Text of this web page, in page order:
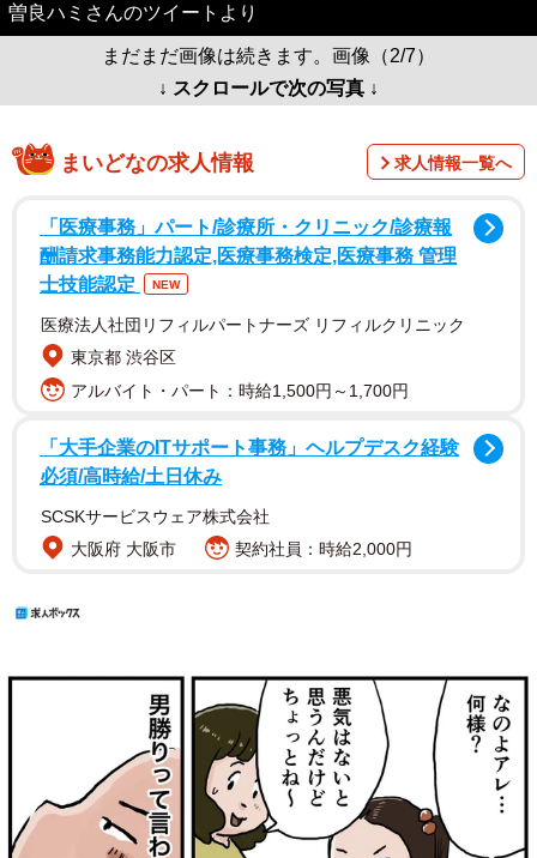
曽良ハミさんのツイートより
まだまだ画像は続きます。画像（2/7）
↓ スクロールで次の写真 ↓
まいどなの求人情報 求人情報一覧へ
「医療事務」パート/診療所・クリニック/診療報
酬請求事務能力認定,医療事務検定,医療事務 管理
士技能認定
NEW
医療法人社団リフィルパートナーズ リフィルクリニック
東京都 渋谷区
アルバイト・パート：時給1,500円～1,700円
「大手企業のITサポート事務」ヘルプデスク経験
必須/高時給/土日休み
SCSKサービスウェア株式会社
大阪府 大阪市
契約社員：時給2,000円